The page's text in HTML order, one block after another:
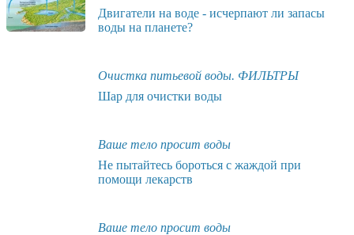
Двигатели на воде - исчерпают ли запасы
воды на планете?
Очистка питьевой воды. ФИЛЬТРЫ
Шар для очистки воды
Ваше тело просит воды
Не пытайтесь бороться с жаждой при
помощи лекарств
Ваше тело просит воды